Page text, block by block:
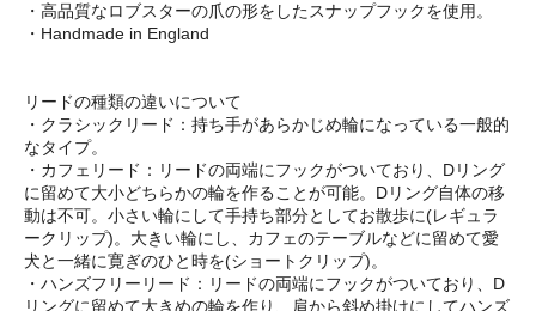
・高品質なロブスターの爪の形をしたスナップフックを使用。
・Handmade in England
リードの種類の違いについて
・クラシックリード：持ち手があらかじめ輪になっている一般的
なタイプ。
・カフェリード：リードの両端にフックがついており、Dリング
に留めて大小どちらかの輪を作ることが可能。Dリング自体の移
動は不可。小さい輪にして手持ち部分としてお散歩に(レギュラ
ークリップ)。大きい輪にし、カフェのテーブルなどに留めて愛
犬と一緒に寛ぎのひと時を(ショートクリップ)。
・ハンズフリーリード：リードの両端にフックがついており、D
リングに留めて大きめの輪を作り、肩から斜め掛けにしてハンズ